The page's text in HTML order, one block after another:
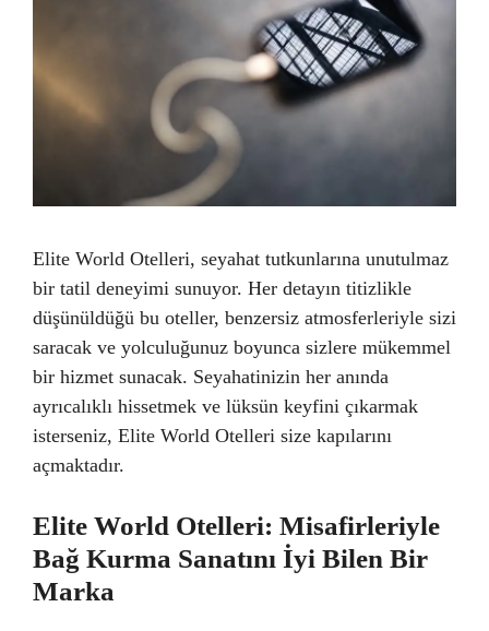
Elite World Otelleri, seyahat tutkunlarına unutulmaz
bir tatil deneyimi sunuyor. Her detayın titizlikle
düşünüldüğü bu oteller, benzersiz atmosferleriyle sizi
saracak ve yolculuğunuz boyunca sizlere mükemmel
bir hizmet sunacak. Seyahatinizin her anında
ayrıcalıklı hissetmek ve lüksün keyfini çıkarmak
isterseniz, Elite World Otelleri size kapılarını
açmaktadır.
Elite World Otelleri: Misafirleriyle
Bağ Kurma Sanatını İyi Bilen Bir
Marka